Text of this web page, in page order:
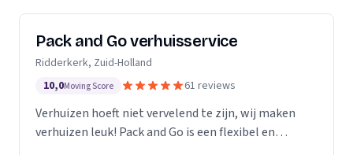
Pack and Go verhuisservice
Ridderkerk, Zuid-Holland
10,0Moving Score 61 reviews
Verhuizen hoeft niet vervelend te zijn, wij maken
verhuizen leuk! Pack and Go is een flexibel en